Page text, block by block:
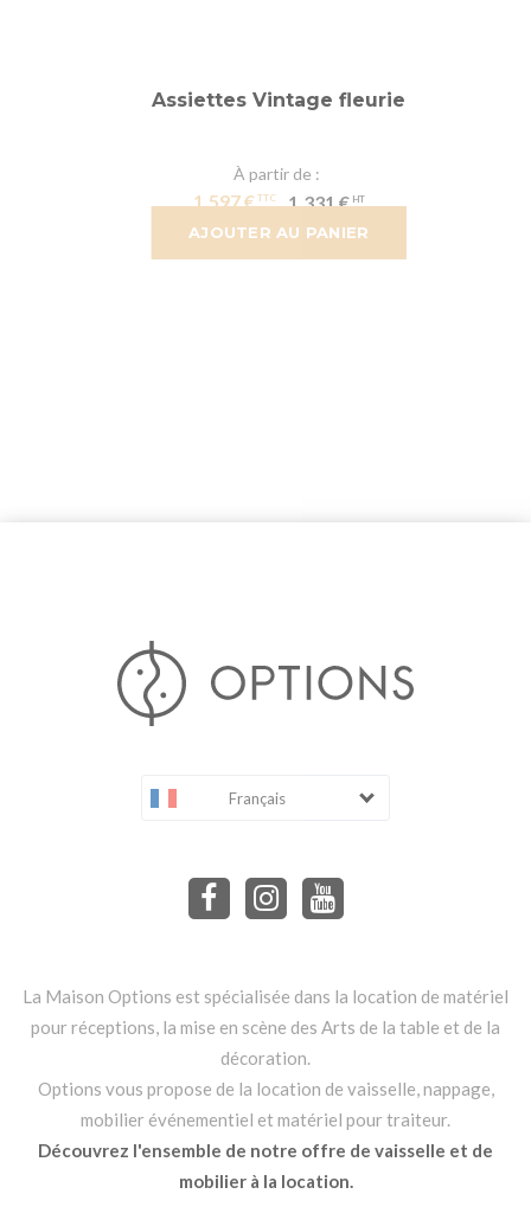
AJOUTER AU PANIER
Assiettes Vintage fleurie
À partir de
1,597 € 1,331 €
Français
La Maison Options est spécialisée dans la location de matériel
pour réceptions, la mise en scène des Arts de la table et de la
décoration.
Options vous propose de la location de vaisselle, nappage,
mobilier événementiel et matériel pour traiteur.
Découvrez l'ensemble de notre offre de vaisselle et de
mobilier à la location.